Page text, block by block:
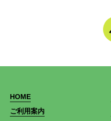
HOME
ご利用案内